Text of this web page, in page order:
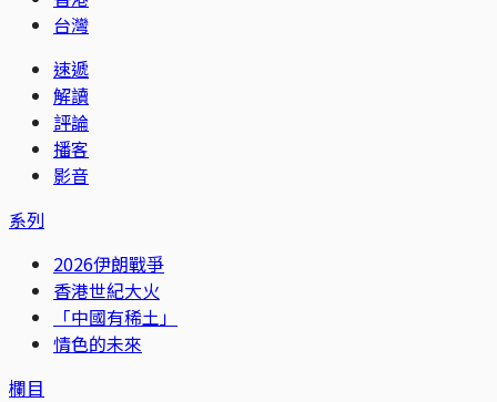
台灣
速遞
解讀
評論
播客
影音
系列
2026伊朗戰爭
香港世紀大火
「中國有稀土」
情色的未來
欄目